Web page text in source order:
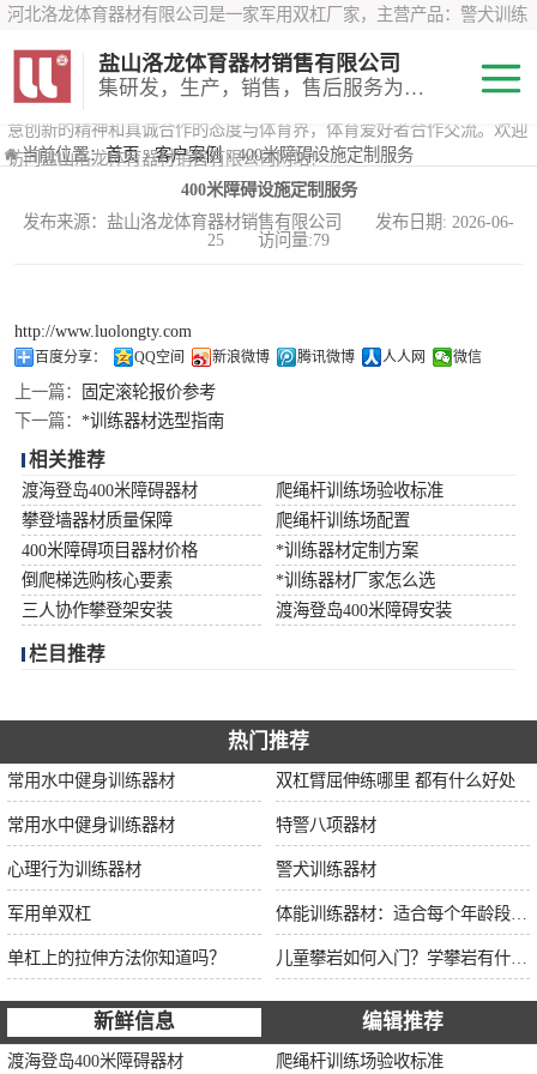
河北洛龙体育器材有限公司是一家军用双杠厂家，主营产品：警犬训练
*训练器材、400米障碍器材、军用单杠、军用双杠、军犬训练器材等训
练器材，咨询攀岩墙价格？在线咨询客服，公司以顾客至上的原则，锐
意创新的精神和真诚合作的态度与体育界，体育爱好者合作交流。欢迎
访问盐山洛龙体育器材销售有限公司网站！
盐山洛龙体育器材销售有限公司
集研发，生产，销售，售后服务为一体
当前位置：首页›客户案例› 400米障碍设施定制服务
400米障碍设施定制服务
发布来源：盐山洛龙体育器材销售有限公司 发布日期: 2026-06-
25 访问量:79
http://www.luolongty.com
百度分享： QQ空间 新浪微博 腾讯微博 人人网 微信
上一篇：
固定滚轮报价参考
下一篇： *训练器材选型指南
相关推荐
渡海登岛400米障碍器材
爬绳杆训练场验收标准
攀登墙器材质量保障
爬绳杆训练场配置
400米障碍项目器材价格
*训练器材定制方案
倒爬梯选购核心要素
*训练器材厂家怎么选
三人协作攀登架安装
渡海登岛400米障碍安装
栏目推荐
热门推荐
常用水中健身训练器材 双杠臂屈伸练哪里 都有什么好处
常用水中健身训练器材 特警八项器材
心理行为训练器材 警犬训练器材
军用单双杠
单杠上的拉伸方法你知道吗？
新鲜信息 编辑推荐
渡海登岛400米障碍器材 爬绳杆训练场验收标准
200米障碍器材
心理行为训练器
警犬训练器材
军用单双杠
400米障碍器材